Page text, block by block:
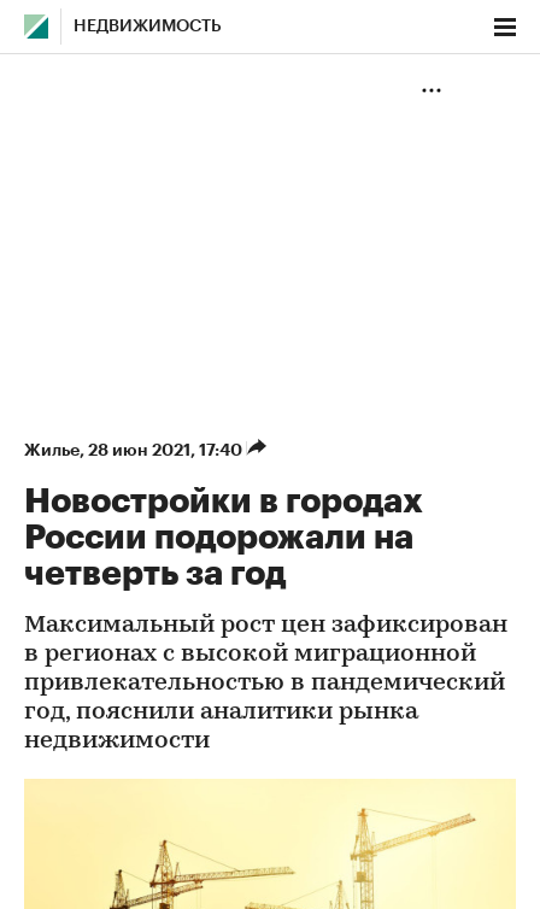
НЕДВИЖИМОСТЬ
Жилье⁠, 28 июн 2021, 17:40
Новостройки в городах
России подорожали на
четверть за год
Максимальный рост цен зафиксирован
в регионах с высокой миграционной
привлекательностью в пандемический
год, пояснили аналитики рынка
недвижимости